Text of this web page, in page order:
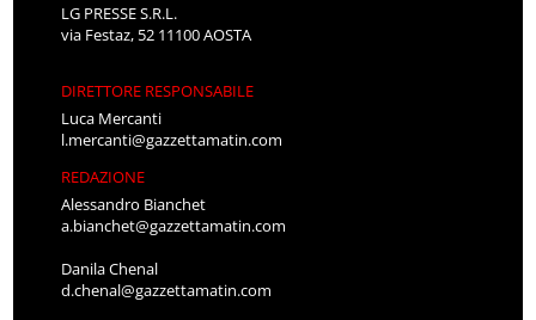
LG PRESSE S.R.L.
via Festaz, 52 11100 AOSTA
DIRETTORE RESPONSABILE
Luca Mercanti
l.mercanti@gazzettamatin.com
REDAZIONE
Alessandro Bianchet
a.bianchet@gazzettamatin.com
Danila Chenal
d.chenal@gazzettamatin.com